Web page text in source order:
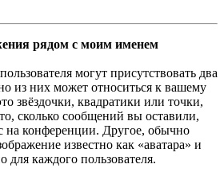
рядом с моим именем
могут присутствовать два
из них может относиться к вашему
звёздочки, квадратики или точки,
сколько сообщений вы оставили,
на конференции. Другое, обычно
известно как «аватара» и
для каждого пользователя.